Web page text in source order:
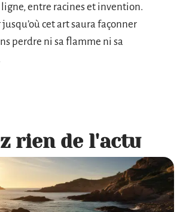
ligne, entre racines et invention.
jusqu’où cet art saura façonner
perdre ni sa flamme ni sa
rien de l'actu